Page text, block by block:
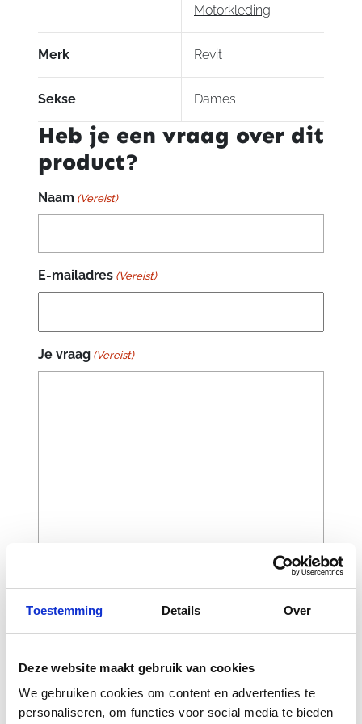
Toestemming Details Over
Deze website maakt gebruik van cookies
We gebruiken cookies om content en advertenties te
personaliseren, om functies voor social media te bieden
Voorbereid op Strapper bretels
Klimaat features
Volledig geventileerde mesh
Protector features
Protectie:
SEESMART CE-level 1
Materiaal buitenstof:
Polyester stretch
PWR|Shell mesh
Zichtbaarheid:
Motorkleding
Merk Revit
Sekse Dames
Heb je een vraag over dit
product?
Naam (Vereist)
E-mailadres (Vereist)
Je vraag (Vereist)
CAPTCHA